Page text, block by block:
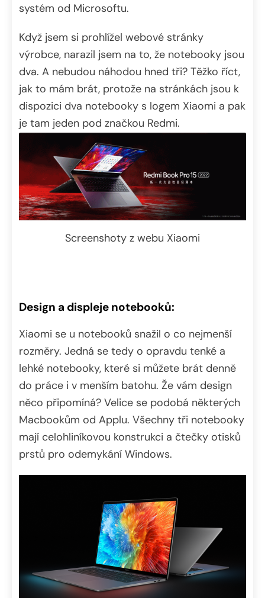
systém od Microsoftu.
Když jsem si prohlížel webové stránky
výrobce, narazil jsem na to, že notebooky jsou
dva. A nebudou náhodou hned tři? Těžko říct,
jak to mám brát, protože na stránkách jsou k
dispozici dva notebooky s logem Xiaomi a pak
je tam jeden pod značkou Redmi.
Screenshoty z webu Xiaomi
Design a displeje notebooků:
Xiaomi se u notebooků snažil o co nejmenší
rozměry. Jedná se tedy o opravdu tenké a
lehké notebooky, které si můžete brát denně
do práce i v menším batohu. Že vám design
něco připomíná? Velice se podobá některých
Macbookům od Applu. Všechny tři notebooky
mají celohliníkovou konstrukci a čtečky otisků
prstů pro odemykání Windows.